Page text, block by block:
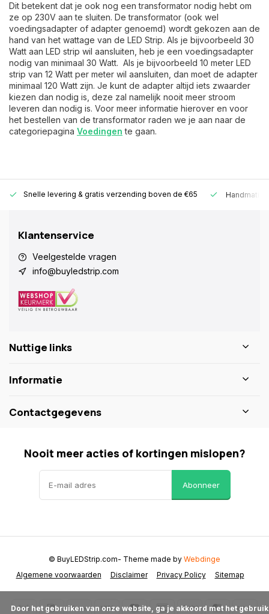
Dit betekent dat je ook nog een transformator nodig hebt om
ze op 230V aan te sluiten. De transformator (ook wel
voedingsadapter of adapter genoemd) wordt gekozen aan de
hand van het wattage van de LED Strip. Als je bijvoorbeeld 30
Watt aan LED strip wil aansluiten, heb je een voedingsadapter
nodig van minimaal 30 Watt. Als je bijvoorbeeld 10 meter LED
strip van 12 Watt per meter wil aansluiten, dan moet de adapter
minimaal 120 Watt zijn. Je kunt de adapter altijd iets zwaarder
kiezen dan nodig is, deze zal namelijk nooit meer stroom
leveren dan nodig is. Voor meer informatie hierover en voor
het bestellen van de transformator raden we je aan naar de
categoriepagina Voedingen te gaan.
Snelle levering & gratis verzending boven de €65
Klantenservice
Veelgestelde vragen
info@buyledstrip.com
Nuttige links
Informatie
Contactgegevens
Nooit meer acties of kortingen mislopen?
Abonneer
Algemene voorwaarden Disclaimer Privacy Policy Sitemap
© BuyLEDStrip.com- Theme made by Webdinge